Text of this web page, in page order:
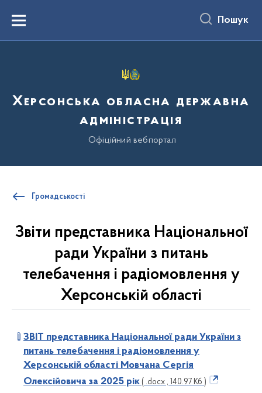
вмістуMenu Пошук
Херсонська обласна державна
адміністрація
Офіційний вебпортал
Громадськості
Звіти представника Національної
ради України з питань
телебачення і радіомовлення у
Херсонській області
ЗВІТ представника Національної ради України з
питань телебачення і радіомовлення у
Херсонській області Мовчана Сергія
Олексійовича за 2025 рік ( .docx , 140.97 Кб )